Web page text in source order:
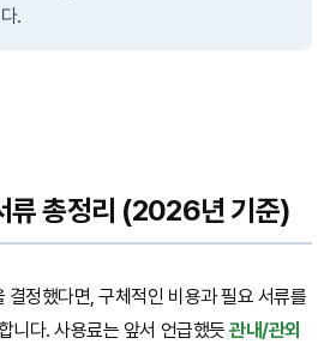
.
류 총정리 (2026년 기준)
결정했다면, 구체적인 비용과 필요 서류를
니다. 사용료는 앞서 언급했듯관내/관외